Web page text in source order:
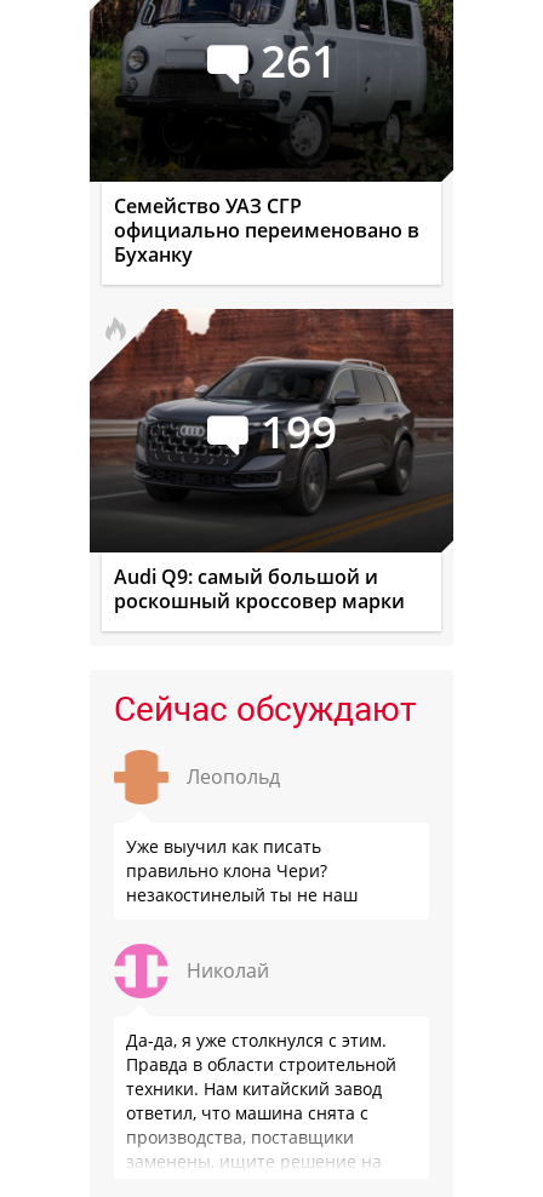
261
Семейство УАЗ СГР
официально переименовано в
Буханку
199
Audi Q9: самый большой и
роскошный кроссовер марки
Сейчас обсуждают
Леопольд
Уже выучил как писать
правильно клона Чери?
незакостинелый ты не наш
Николай
Да-да, я уже столкнулся с этим.
Правда в области строительной
техники. Нам китайский завод
ответил, что машина снята с
производства, поставщики
заменены, ищите решение на